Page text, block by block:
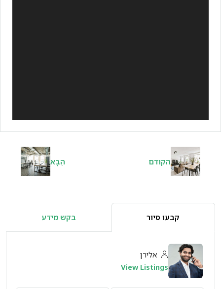
הקודם הַבָּא
קבעו סיור בקש מידע
אלירן
View Listings